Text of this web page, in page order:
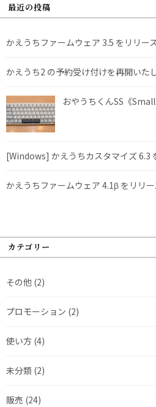
最近の投稿
かえうちファームウェア 3.5 をリリー
かえうち2 の予約受け付けを再開いた
おやうちくんSS《
[Windows] かえうちカスタマイズ 6.3
かえうちファームウェア 4.1β をリリ
カテゴリー
その他 (2)
プロモーション (2)
使い方 (4)
未分類 (2)
販売 (24)